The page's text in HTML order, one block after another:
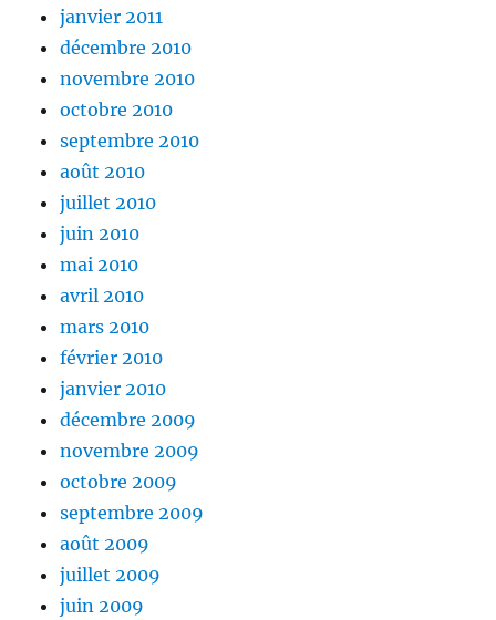
janvier 2011
décembre 2010
novembre 2010
octobre 2010
septembre 2010
août 2010
juillet 2010
juin 2010
mai 2010
avril 2010
mars 2010
février 2010
janvier 2010
décembre 2009
novembre 2009
octobre 2009
septembre 2009
août 2009
juillet 2009
juin 2009